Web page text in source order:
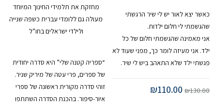
כאשר יצא לאור יש לי שיר הרגשתי
שהגשמתי לי חלום ילדות.
אני מאמינה שהגשמתי חלום של כל
ילד. אני מעיזה לומר כך, מפני שעוד לא
פגשתי ילד שלא התאהב ביש לי שיר.
₪130.00 המחיר ₪110.00
מחזקת את תלמידי החינוך המיוחד
מעולה גם ללומדי עברית כשפה שנייה
ולילדי ישראלים בחו”ל
“ספריה קטנה שלי” היא סדרה יחודית
של ספרים, פרי עטה של מיריק שניר.
זוהי סדרה מקורית ראשונה של ספרי
איור-סיפור. בהכנת הסדרה השתתפו